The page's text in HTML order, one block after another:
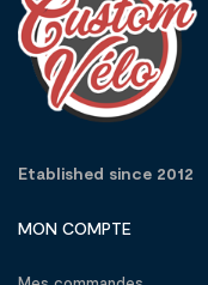
Etablished since 2012
MON COMPTE